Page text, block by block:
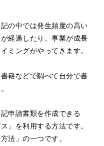
の中では発生頻度の高い
経過したり、事業が成長
ミングがやってきます。
籍などで調べて自分で書
申請書類を作成できる
」を利用する方法です。
法」の一つです。